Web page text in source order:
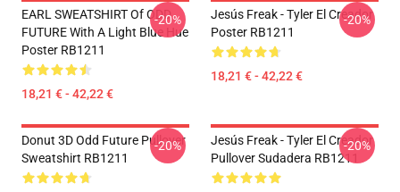
EARL SWEATSHIRT Of ODD
FUTURE With A Light Blue Hue
Poster RB1211
18,21 € - 42,22 €
-20%
Jesús Freak - Tyler El Creador
Poster RB1211
18,21 € - 42,22 €
-20%
Donut 3D Odd Future Pullover
Sweatshirt RB1211
-20%
Jesús Freak - Tyler El Creador
Pullover Sudadera RB1211
-20%